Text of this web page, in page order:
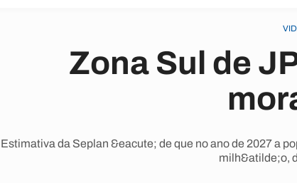
Zona Sul de
Estimativa da Seplan &eacute; de que no ano de 2027 a
milh&atilde;o,